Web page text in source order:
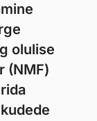
olulise
(NMF)